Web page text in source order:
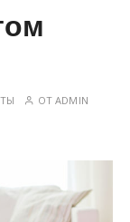
ОТADMIN